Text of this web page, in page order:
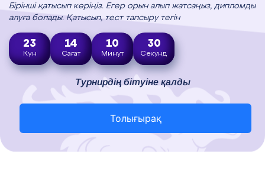
Бірінші қатысып көріңіз. Егер орын алып жатсаңыз, дипломды
алуға болады. Қатысып, тест тапсыру тегін
23
Күн
14
Сағат
10
Минут
28
Секунд
Турнирдің бітуіне қалды
Толығырақ